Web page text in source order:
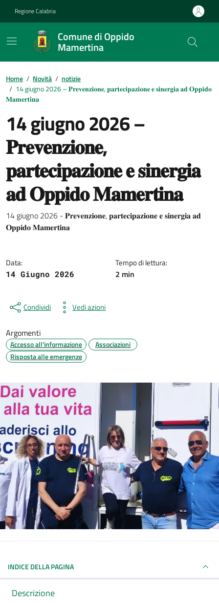
Regione Calabria
Comune di Oppido
Mamertina
Home / Novità / notizie
/ 14 giugno 2026 – 𝐏𝐫𝐞𝐯𝐞𝐧𝐳𝐢𝐨𝐧𝐞, 𝐩𝐚𝐫𝐭𝐞𝐜𝐢𝐩𝐚𝐳𝐢𝐨𝐧𝐞 𝐞 𝐬𝐢𝐧𝐞𝐫𝐠𝐢𝐚 𝐚𝐝 𝐎𝐩𝐩𝐢𝐝𝐨
𝐌𝐚𝐦𝐞𝐫𝐭𝐢𝐧𝐚
14 giugno 2026 –
𝐏𝐫𝐞𝐯𝐞𝐧𝐳𝐢𝐨𝐧𝐞,
𝐩𝐚𝐫𝐭𝐞𝐜𝐢𝐩𝐚𝐳𝐢𝐨𝐧𝐞 𝐞 𝐬𝐢𝐧𝐞𝐫𝐠𝐢𝐚
𝐚𝐝 𝐎𝐩𝐩𝐢𝐝𝐨 𝐌𝐚𝐦𝐞𝐫𝐭𝐢𝐧𝐚
Dettagli della notizia
14 giugno 2026 - 𝐏𝐫𝐞𝐯𝐞𝐧𝐳𝐢𝐨𝐧𝐞, 𝐩𝐚𝐫𝐭𝐞𝐜𝐢𝐩𝐚𝐳𝐢𝐨𝐧𝐞 𝐞 𝐬𝐢𝐧𝐞𝐫𝐠𝐢𝐚 𝐚𝐝
𝐎𝐩𝐩𝐢𝐝𝐨 𝐌𝐚𝐦𝐞𝐫𝐭𝐢𝐧𝐚
Data:
14 Giugno 2026
Tempo di lettura:
2 min
Condividi Vedi azioni
Argomenti
Accesso all'informazione
Associazioni
Risposta alle emergenze
INDICE DELLA PAGINA
Descrizione